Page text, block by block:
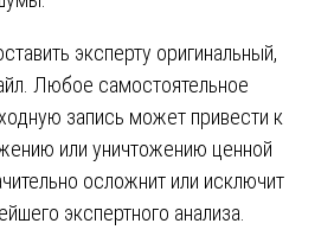
эксперту оригинальный,
Любое самостоятельное
запись может привести к
или уничтожению ценной
осложнит или исключит
экспертного анализа.